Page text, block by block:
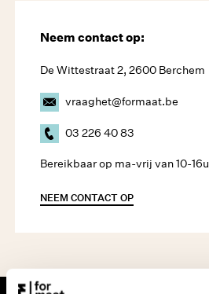
Neem contact op:
De Wittestraat 2, 2600 Berchem
vraaghet@formaat.be
03 226 40 83
Bereikbaar op ma-vrij van 10-16u
NEEM CONTACT OP